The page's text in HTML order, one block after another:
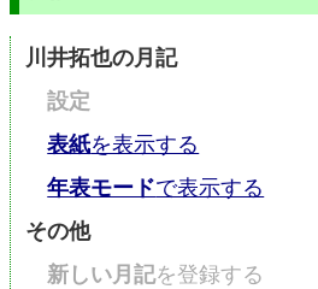
川井拓也の月記
設定
表紙を表示する
年表モードで表示する
その他
新しい月記を登録する